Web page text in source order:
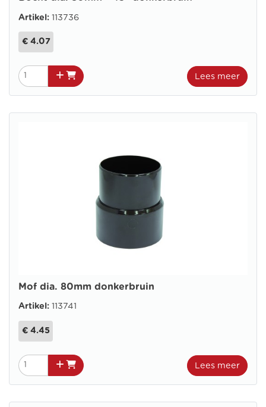
Artikel: 113736
€ 4.07
Lees meer
Mof dia. 80mm donkerbruin
Artikel: 113741
€ 4.45
Lees meer